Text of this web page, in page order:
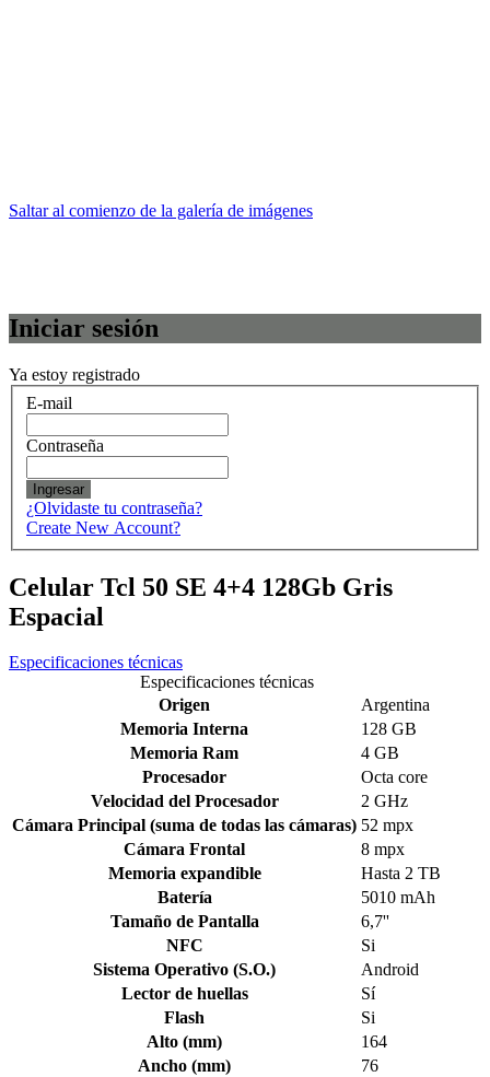
Saltar al comienzo de la galería de imágenes
Iniciar sesión
Ya estoy registrado
E-mail
Contraseña
Ingresar
¿Olvidaste tu contraseña?
Create New Account?
Celular Tcl 50 SE 4+4 128Gb Gris
Espacial
Especificaciones técnicas
Especificaciones técnicas
Origen
Argentina
Memoria Interna
128 GB
Memoria Ram
4 GB
Procesador
Octa core
Velocidad del Procesador
2 GHz
Cámara Principal (suma de todas las cámaras) 52 mpx
Cámara Frontal
8 mpx
Memoria expandible
Hasta 2 TB
Batería
5010 mAh
Tamaño de Pantalla
6,7''
NFC
Si
Sistema Operativo (S.O.)
Android
Lector de huellas
Sí
Flash
Si
Alto (mm)
164
Ancho (mm)
76